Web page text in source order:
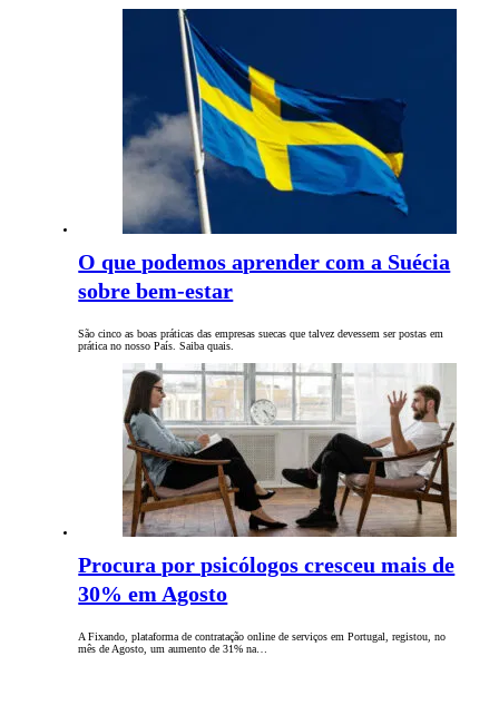
O que podemos aprender com a Suécia
sobre bem-estar
São cinco as boas práticas das empresas suecas que talvez devessem ser postas em
prática no nosso País. Saiba quais.
Procura por psicólogos cresceu mais de
30% em Agosto
A Fixando, plataforma de contratação online de serviços em Portugal, registou, no
mês de Agosto, um aumento de 31% na…